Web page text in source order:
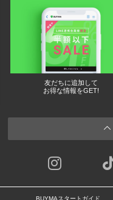
友だちに追加して
お得な情報をGET!
BUYMAスタートガイド